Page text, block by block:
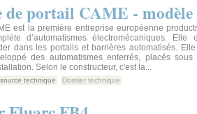
de portail CAME -
est la première entreprise européenne
d’automatismes électromécaniques. Elle
dans les portails et barrières automatisés.
des automatismes enterrés, placés
Selon le constructeur, c'est la...
technique Dossier technique